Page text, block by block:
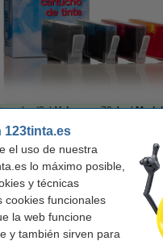
123tinta.es
el uso de nuestra
lo máximo posible,
y técnicas
cookies funcionales
la web funcione
y también sirven para
y color (3x) Volumen: 72,4 ml
en 24 horas!
0,77 €
Comprar